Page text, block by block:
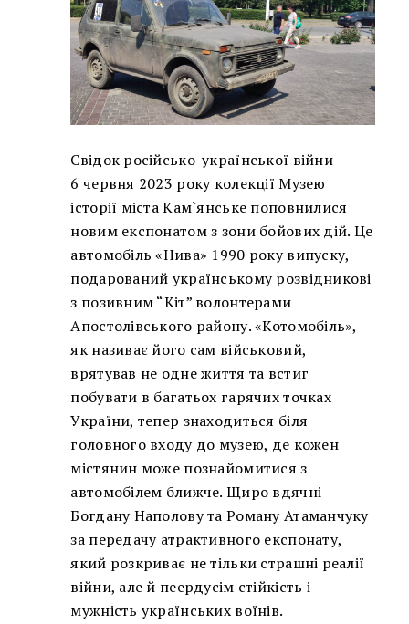
Свідок російсько-української війни
6 червня 2023 року колекції Музею
історії міста Кам`янське поповнилися
новим експонатом з зони бойових дій. Це
автомобіль «Нива» 1990 року випуску,
подарований українському розвідникові
з позивним “Кіт” волонтерами
Апостолівського району. «Котомобіль»,
як називає його сам військовий,
врятував не одне життя та встиг
побувати в багатьох гарячих точках
України, тепер знаходиться біля
головного входу до музею, де кожен
містянин може познайомитися з
автомобілем ближче. Щиро вдячні
Богдану Наполову та Роману Атаманчуку
за передачу атрактивного експонату,
який розкриває не тільки страшні реалії
війни, але й пеердусім стійкість і
мужність українських воїнів.